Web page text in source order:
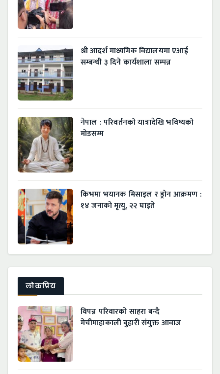
श्री आदर्श माध्यमिक विद्यालयमा एआई
सम्बन्धी ३ दिने कार्यशाला सम्पन्न
नेपाल : परिवर्तनको यात्रादेखि भविष्यको
मोडसम्म
किभमा भयानक मिसाइल र ड्रोन आक्रमण :
१४ जनाको मृत्यु, २२ घाइते
लाेकप्रिय
विपन्न परिवारको साहरा बन्दै
मेचीमाहाकाली बुहारी संयुक्त आवाज